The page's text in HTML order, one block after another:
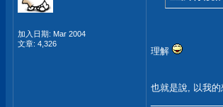
加入日期: Mar 2004
文章: 4,326
理解
也就是說, 以我